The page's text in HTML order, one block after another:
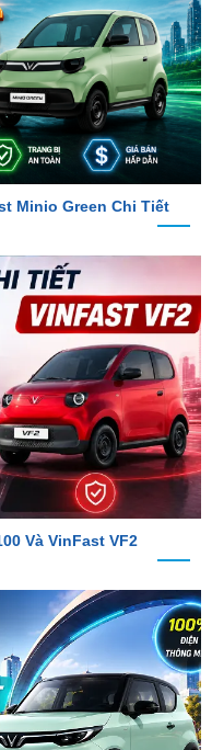
Minio Green Chi Tiết
Và VinFast VF2